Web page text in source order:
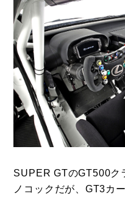
SUPER GTのGT500ク
ノコックだが、GT3カ